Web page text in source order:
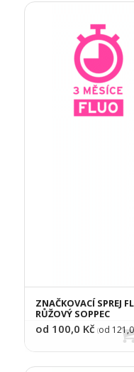
ZNAČKOVACÍ SPREJ
RŮŽOVÝ SOPPEC
od 100,0 Kč (od 121,0